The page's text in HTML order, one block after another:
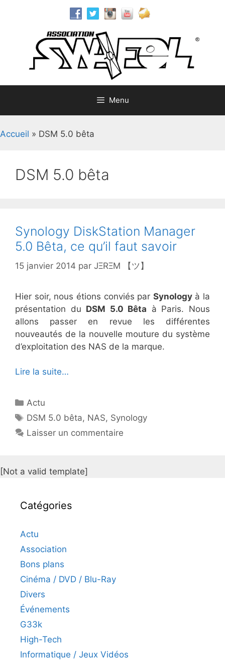
Menu
Accueil » DSM 5.0 bêta
DSM 5.0 bêta
Synology DiskStation Manager
5.0 Bêta, ce qu’il faut savoir
15 janvier 2014 par JΞRΞM 【ツ】
Hier soir, nous étions conviés par Synologyà la
présentation du DSM 5.0 Bêta à Paris. Nous
allons passer en revue les différentes
nouveautés de la nouvelle mouture du système
d’exploitation des NAS de la marque.
Lire la suite…
Catégories
Actu
Étiquettes
DSM 5.0 bêta, NAS, Synology
Laisser un commentaire
[Not a valid template]
Catégories
Actu
Association
Bons plans
Cinéma / DVD / Blu-Ray
Divers
Événements
G33k
High-Tech
Informatique / Jeux Vidéos